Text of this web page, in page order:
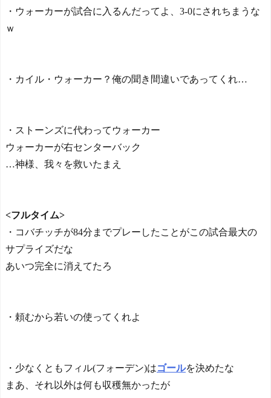
・ウォーカーが試合に入るんだってよ、3-0にされちまうな
ｗ
・カイル・ウォーカー？俺の聞き間違いであってくれ…
・ストーンズに代わってウォーカー
ウォーカーが右センターバック
…神様、我々を救いたまえ
<フルタイム>
・コバチッチが84分までプレーしたことがこの試合最大の
サプライズだな
あいつ完全に消えてたろ
・頼むから若いの使ってくれよ
・少なくともフィル(フォーデン)はゴールを決めたな
まあ、それ以外は何も収穫無かったが